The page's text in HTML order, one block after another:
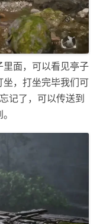
里面，可以看见亭子
坐，打坐完毕我们可
记了，可以传送到